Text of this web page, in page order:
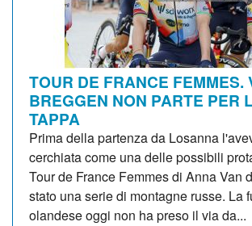
TOUR DE FRANCE FEMMES.
BREGGEN NON PARTE PER
TAPPA
Prima della partenza da Losanna
cerchiata come una delle possibili
Tour de France Femmes di Anna Van
stato una serie di montagne russe. La
olandese oggi non ha preso il via da...